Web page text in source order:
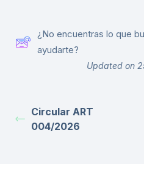
¿No encuentras lo que
ayudarte?
Updated on
Circular ART
004/2026